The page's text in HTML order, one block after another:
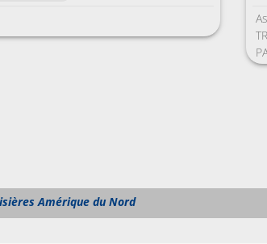
Amérique du Nord